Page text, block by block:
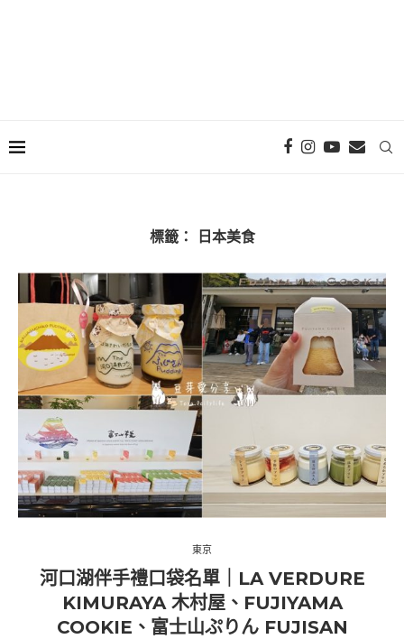
標籤： 日本美食
東京
河口湖伴手禮口袋名單｜LA VERDURE
KIMURAYA 木村屋、FUJIYAMA
COOKIE、富士山ぷりん FUJISAN